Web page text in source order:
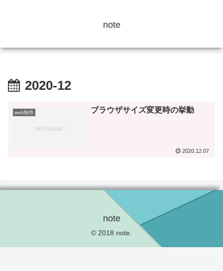
note
2020-12
web制作 ブラウザサイズ変更時の挙動
2020.12.07
note
© 2018 note.